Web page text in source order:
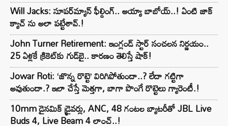
Will Jacks: సూపర్‌మ్యాన్ ఫీల్డింగ్.. అయ్యా బాబోయ్..! ఏంటి జాక్
క్యాచ్ ను అలా పట్టేశావ్.!
John Turner Retirement: ఇంగ్లండ్ స్టార్ సంచలన నిర్ణయం..
25 ఏళ్లకే క్రికెట్‌కు గుడ్‌బై.. కారణం తెలిస్తే షాక్!
Jowar Roti: ‘జొన్న రొట్టె’ విరిగిపోతుందా..? లేదా గట్టిగా
అవుతుందా.? ఇలా చేస్తే మెత్తగా, బాగా పొంగే రొట్టెలు గ్యారెంటీ.!
10mm డైనమిక్ డ్రైవర్లు, ANC, 48 గంటల బ్యాటరీతో JBL Live
Buds 4, Live Beam 4 లాంచ్..!